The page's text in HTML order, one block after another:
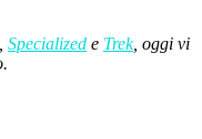
, Specialized e Trek, oggi vi